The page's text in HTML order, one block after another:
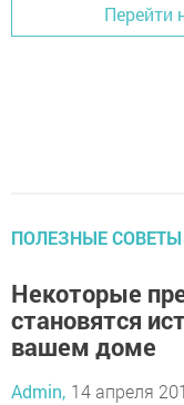
Перейти
ПОЛЕЗНЫЕ СОВЕТЫ
Некоторые
становятся
вашем доме
Admin, 14 апреля